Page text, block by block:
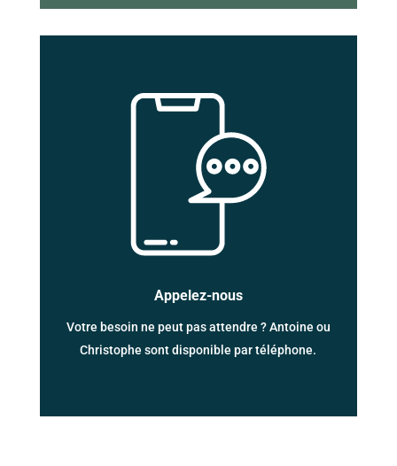
Appelez-nous
Votre besoin ne peut pas attendre ? Antoine ou
Christophe sont disponible par téléphone.